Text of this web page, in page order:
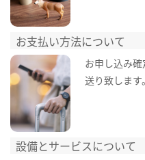
お支払い方法について
お申し込み
送り致します。
設備とサービスについて